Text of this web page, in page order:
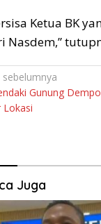
Ketua BK
Nasdem,”
sebelumnya
Gunung
Lokasi
Juga